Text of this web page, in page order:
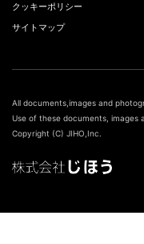
クッキーポリシー
サイトマップ
All documents,images and
Use of these documents, images
Copyright (C) JIHO,Inc.